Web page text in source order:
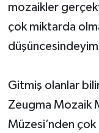
mozaikler
çok miktarda
Gitmiş olanlar
Zeugma Mozaik
Müzesi’nden